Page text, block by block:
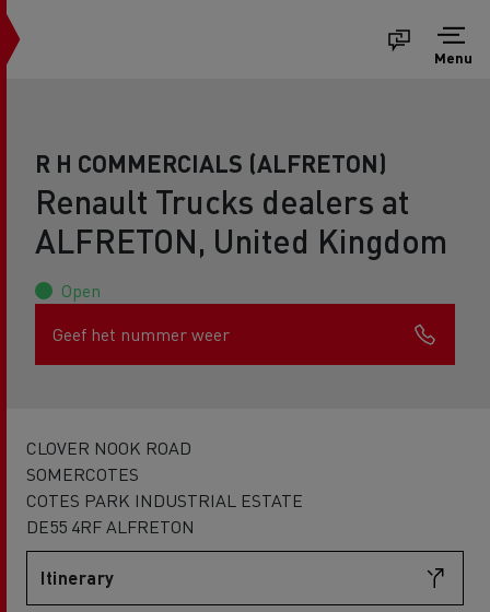
Menu
R H COMMERCIALS (ALFRETON)
Renault Trucks dealers at
ALFRETON, United Kingdom
Open
Geef het nummer weer
CLOVER NOOK ROAD
SOMERCOTES
COTES PARK INDUSTRIAL ESTATE
DE55 4RF ALFRETON
Itinerary